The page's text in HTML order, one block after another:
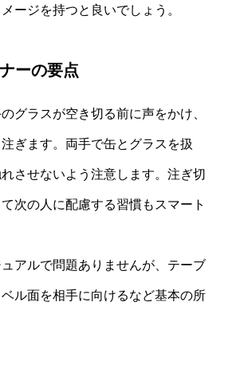
ージを持つと良いでしょう。
ーの要点
グラスが空き切る前に声をかけ、
ぎます。両手で缶とグラスを扱
させないよう注意します。注ぎ切
次の人に配慮する習慣もスマート
アルで問題ありませんが、テーブ
ル面を相手に向けるなど基本の所